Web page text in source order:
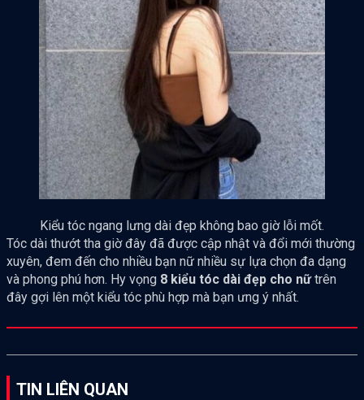
Kiểu tóc ngang lưng dài đẹp không bao giờ lỗi mốt.
Tóc dài thướt tha giờ đây đã được cập nhật và đổi mới thường
xuyên, đem đến cho nhiều bạn nữ nhiều sự lựa chọn đa dạng
và phong phú hơn. Hy vọng 8 kiểu tóc dài đẹp cho nữtrên
đây gợi lên một kiểu tóc phù hợp mà bạn ưng ý nhất.
TIN LIÊN QUAN